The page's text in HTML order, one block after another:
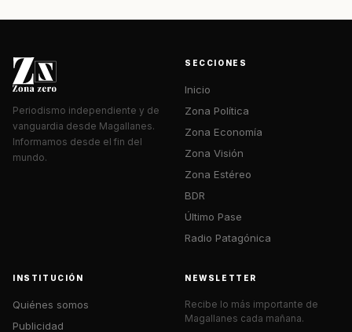
Periodismo independiente y de
vanguardia desde Magallanes.
Informamos desde el fin del
mundo.
SECCIONES
Inicio
Zona Política
Zona Economía
Zona Visión
Zona Estéreo
BDR
Último Pase
Radio Patagónica
INSTITUCIÓN
Quiénes somos
Publicidad
NEWSLETTER
Recibe lo más importante de
Magallanes cada mañana.